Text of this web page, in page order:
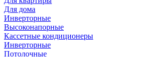
Для дома
Инверторные
Высоконапорные
Кассетные кондиционеры
Инверторные
Потолочные